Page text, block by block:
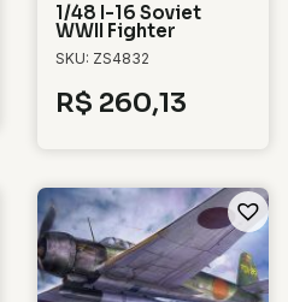
1/48 I-16 Soviet
WWII Fighter
SKU: ZS4832
R$ 260,13